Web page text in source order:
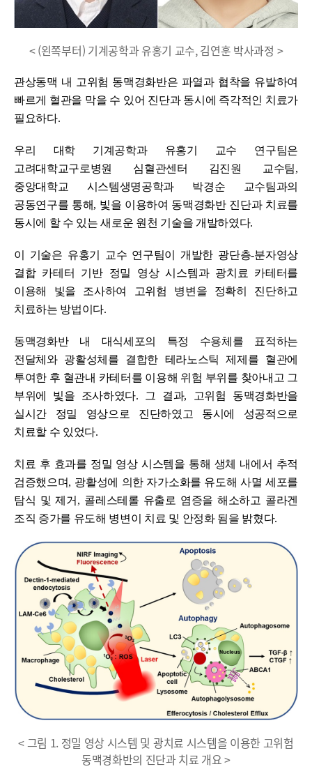
< (왼쪽부터) 기계공학과 유홍기 교수, 김연훈 박사과정 >
관상동맥 내 고위험 동맥경화반은 파열과 협착을 유발하여
빠르게 혈관을 막을 수 있어 진단과 동시에 즉각적인 치료가
필요하다.
우리 대학 기계공학과 유홍기 교수 연구팀은
고려대학교구로병원 심혈관센터 김진원 교수팀,
중앙대학교 시스템생명공학과 박경순 교수팀과의
공동연구를 통해, 빛을 이용하여 동맥경화반 진단과 치료를
동시에 할 수 있는 새로운 원천 기술을 개발하였다.
이 기술은 유홍기 교수 연구팀이 개발한 광단층-분자영상
결합 카테터 기반 정밀 영상 시스템과 광치료 카테터를
이용해 빛을 조사하여 고위험 병변을 정확히 진단하고
치료하는 방법이다.
동맥경화반 내 대식세포의 특정 수용체를 표적하는
전달체와 광활성체를 결합한 테라노스틱 제제를 혈관에
투여한 후 혈관내 카테터를 이용해 위험 부위를 찾아내고 그
부위에 빛을 조사하였다. 그 결과,
고위험 동맥경화반을
실시간 정밀 영상으로 진단하였고 동시에 성공적으로
치료할 수 있었다.
치료 후 효과를 정밀 영상 시스템을 통해 생체 내에서 추적
검증했으며, 광활성에 의한 자가소화를 유도해 사멸 세포를
탐식 및 제거 , 콜레스테롤 유출로 염증을 해소하고 콜라겐
조직 증가를 유도해 병변이 치료 및 안정화 됨을 밝혔다.
< 그림 1. 정밀 영상 시스템 및 광치료 시스템을 이용한 고위험
동맥경화반의 진단과 치료 개요 >